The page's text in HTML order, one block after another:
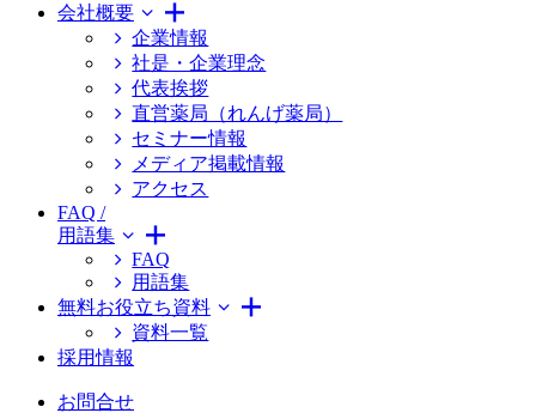
会社概要
企業情報
社是・企業理念
代表挨拶
直営薬局（れんげ薬局）
セミナー情報
メディア掲載情報
アクセス
FAQ /
用語集
FAQ
用語集
無料お役立ち資料
資料一覧
採用情報
お問合せ